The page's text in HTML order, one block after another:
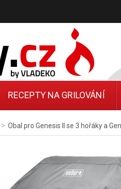
> Obal pro Genesis II se 3 hořáky a
RECEPTY NA GRILOVÁNÍ